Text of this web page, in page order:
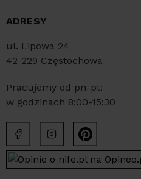
ADRESY
ul. Lipowa 24
42-229 Częstochowa
Pracujemy od pn-pt:
w godzinach 8:00-15:30